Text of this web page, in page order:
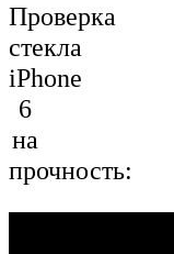
Проверка
стекла
iPhone
6
на
прочность: